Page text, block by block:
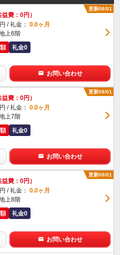
更新08/01
益費：0円）
/ 礼金： 0.0ヶ月
上6階
礼金0
お問い合わせ
更新08/01
益費：0円）
/ 礼金： 0.0ヶ月
上7階
礼金0
お問い合わせ
更新08/01
益費：0円）
/ 礼金： 0.0ヶ月
上8階
礼金0
お問い合わせ